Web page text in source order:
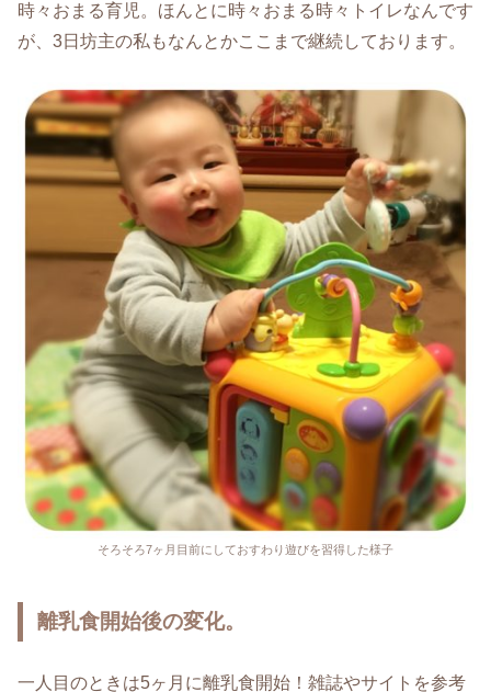
時々おまる育児。ほんとに時々おまる時々トイレなんです
が、3日坊主の私もなんとかここまで継続しております。
そろそろ7ヶ月目前にしておすわり遊びを習得した様子
離乳食開始後の変化。
一人目のときは5ヶ月に離乳食開始！雑誌やサイトを参考